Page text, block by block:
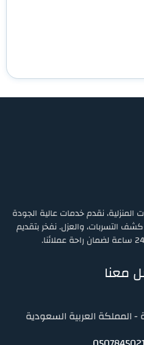
نقدم خدمات عالية الجودة
التسربات، والعزل. نفخر بتقديم
معنا
- المملكة العربية السعودية